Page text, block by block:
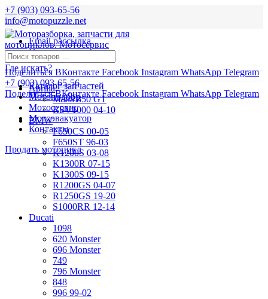
+7 (903) 093-65-56
info@motopuzzle.net
Email рассылка
Новости
Поделиться ВКонтакте Facebook Instagram WhatsApp Telegram
+7 (903) 093-65-56
Поделиться ВКонтакте Facebook Instagram WhatsApp Telegram
Где искать?
Aprilia
Mana 850 GT
RSV1000 04-10
BMW
F650CS 00-05
F650ST 96-03
K1200S 03-08
K1300R 07-15
K1300S 09-15
R1200GS 04-07
R1250GS 19-20
S1000RR 12-14
Ducati
1098
620 Monster
696 Monster
749
796 Monster
848
996 99-02
Каталог запчастей
Мотоподбор
Мотосервис
Мотоэвакуатор
Контакты
Продать мотоцикл